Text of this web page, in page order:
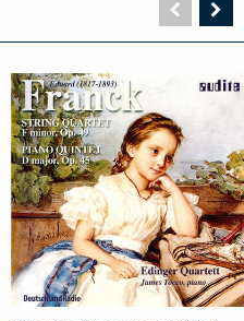
Seite